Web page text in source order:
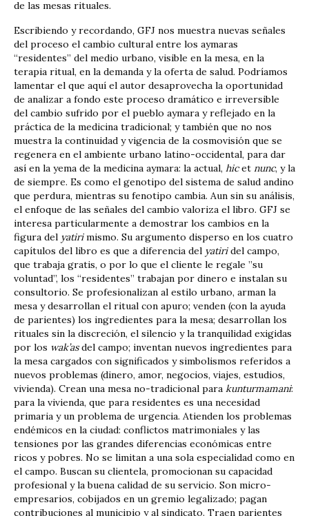
de las mesas rituales.
Escribiendo y recordando, GFJ nos muestra nuevas señales
del proceso el cambio cultural entre los aymaras
“residentes” del medio urbano, visible en la mesa, en la
terapia ritual, en la demanda y la oferta de salud. Podríamos
lamentar el que aquí el autor desaprovecha la oportunidad
de analizar a fondo este proceso dramático e irreversible
del cambio sufrido por el pueblo aymara y reflejado en la
práctica de la medicina tradicional; y también que no nos
muestra la continuidad y vigencia de la cosmovisión que se
regenera en el ambiente urbano latino-occidental, para dar
así en la yema de la medicina aymara: la actual, hicet nunc, y la
de siempre. Es como el genotipo del sistema de salud andino
que perdura, mientras su fenotipo cambia. Aun sin su análisis,
el enfoque de las señales del cambio valoriza el libro. GFJ se
interesa particularmente a demostrar los cambios en la
figura del yatirimismo. Su argumento ­disperso en los cuatro
capítulos del libro­ es que a diferencia del yatiridel campo,
que trabaja gratis, o por lo que el cliente le regale ­”su
voluntad”­, los “residentes” trabajan por dinero e instalan su
consultorio. Se profesionalizan al estilo urbano, arman la
mesa y desarrollan el ritual con apuro; venden (con la ayuda
de parientes) los ingredientes para la mesa; desarrollan los
rituales sin la discreción, el silencio y la tranquilidad exigidas
por los wak’asdel campo; inventan nuevos ingredientes para
la mesa cargados con significados y simbolismos referidos a
nuevos problemas (dinero, amor, negocios, viajes, estudios,
vivienda). Crean una mesa no-tradicional para kunturmamani:
para la vivienda, que para residentes es una necesidad
primaria y un problema de urgencia. Atienden los problemas
endémicos en la ciudad: conflictos matrimoniales y las
tensiones por las grandes diferencias económicas entre
ricos y pobres. No se limitan a una sola especialidad como en
el campo. Buscan su clientela, promocionan su capacidad
profesional y la buena calidad de su servicio. Son micro-
empresarios, cobijados en un gremio legalizado; pagan
contribuciones al municipio y al sindicato. Traen parientes